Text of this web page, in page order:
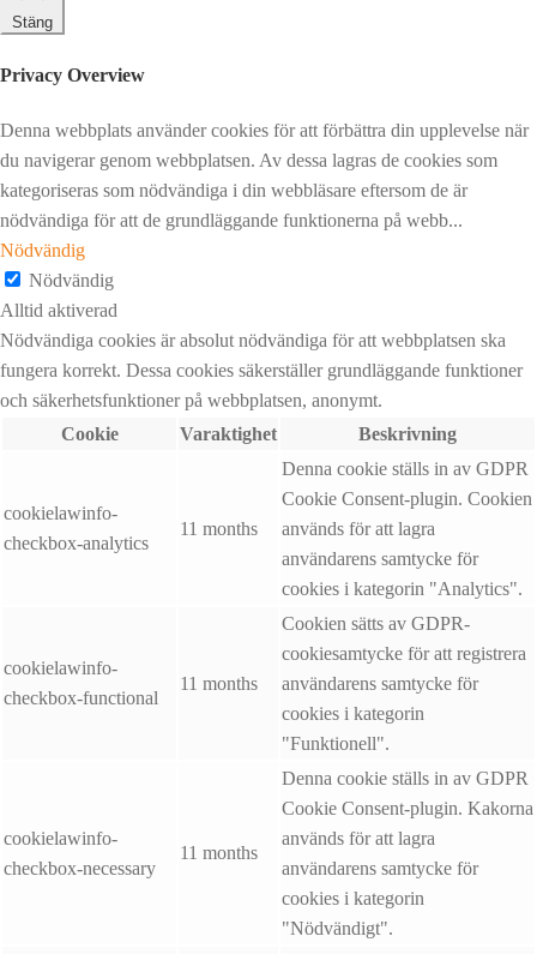
Stäng
Privacy Overview
Denna webbplats använder cookies för att förbättra din upplevelse när
du navigerar genom webbplatsen. Av dessa lagras de cookies som
kategoriseras som nödvändiga i din webbläsare eftersom de är
nödvändiga för att de grundläggande funktionerna på webb...
Nödvändig
Nödvändig
Alltid aktiverad
Nödvändiga cookies är absolut nödvändiga för att webbplatsen ska
fungera korrekt. Dessa cookies säkerställer grundläggande funktioner
och säkerhetsfunktioner på webbplatsen, anonymt.
Cookie
Varaktighet Beskrivning
cookielawinfo-
checkbox-analytics
11 months
Denna cookie ställs in av GDPR
Cookie Consent-plugin. Cookien
används för att lagra
användarens samtycke för
cookies i kategorin "Analytics".
cookielawinfo-
checkbox-functional
11 months
Cookien sätts av GDPR-
cookiesamtycke för att registrera
användarens samtycke för
cookies i kategorin
"Funktionell".
cookielawinfo-
checkbox-necessary
11 months
Denna cookie ställs in av GDPR
Cookie Consent-plugin. Kakorna
används för att lagra
användarens samtycke för
cookies i kategorin
"Nödvändigt".